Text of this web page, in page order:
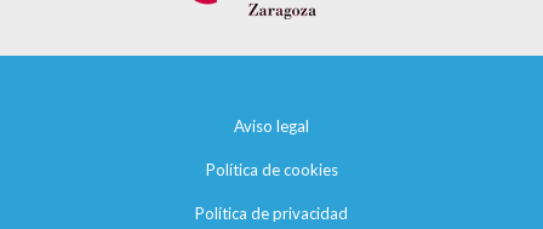
Aviso legal
Política de cookies
Política de privacidad